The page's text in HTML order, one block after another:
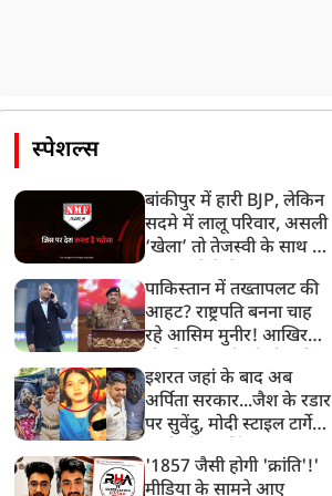
स्पेशल्स
बांकीपुर में हारी BJP, लेकिन
सदमे में लालू परिवार, असली
‘खेला’ तो तेजस्वी के साथ हो
पाकिस्तान में तख्तापलट की
आहट? राष्ट्रपति बनना चाह
रहे आसिम मुनीर! आखिर
बनाया मोहरा?
इशरत जहां के बाद अब
अर्पिता सरकार...जैश के रडार
पर सुवेंदु, मोदी स्टाइल टार्गेट
बड़ा एक्शन!
'1857 जैसी होगी 'क्रांति'!'
मीडिया के सामने आए